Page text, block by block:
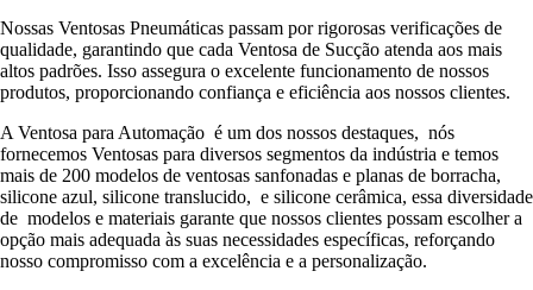
Nossas Ventosas Pneumáticas passam por rigorosas verificações de
qualidade, garantindo que cada Ventosa de Sucção atenda aos mais
altos padrões. Isso assegura o excelente funcionamento de nossos
produtos, proporcionando confiança e eficiência aos nossos clientes.
A Ventosa para Automação é um dos nossos destaques, nós
fornecemos Ventosas para diversos segmentos da indústria e temos
mais de 200 modelos de ventosas sanfonadas e planas de borracha,
silicone azul, silicone translucido, e silicone cerâmica, essa diversidade
de modelos e materiais garante que nossos clientes possam escolher a
opção mais adequada às suas necessidades específicas, reforçando
nosso compromisso com a excelência e a personalização.